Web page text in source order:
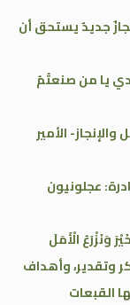
جديدٌ يستحق أن
،، سلِمتِ الأيادي يا من صنعتُمُ
الأمير
عجلونيون
وَنَزْرَعُ الْأَمَلَ
وتقدير، وأهداف
القبعات